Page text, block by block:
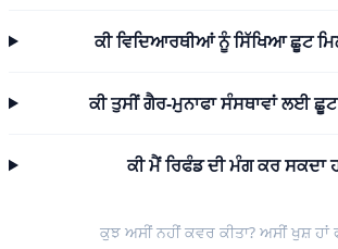
ਕੀ ਵਿਦਿਆਰਥੀਆਂ ਨੂੰ ਸਿੱਖਿਆ ਛੂਟ
ਕੀ ਤੁਸੀਂ ਗੈਰ-ਮੁਨਾਫਾ ਸੰਸਥਾਵਾਂ ਲਈ
ਕੀ ਮੈਂ ਰਿਫੰਡ ਦੀ ਮੰਗ ਕਰ ਸਕਦਾ
ਕੁਝ ਅਸੀਂ ਨਹੀਂ ਕਵਰ ਕੀਤਾ? ਅਸੀਂ ਖੁਸ਼ ਹਾਂ